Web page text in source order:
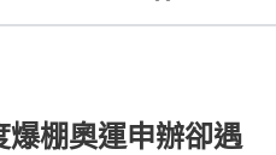
棚奧運申辦卻遇